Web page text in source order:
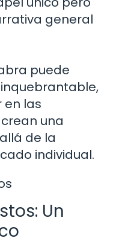
general
puede
en las
una
de la
individual.
Un